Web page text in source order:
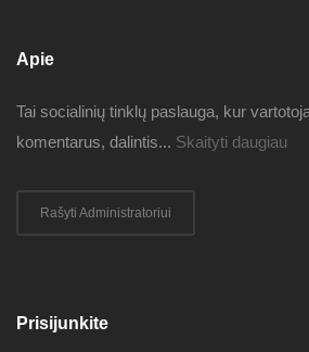
Apie
Tai socialinių tinklų paslauga, kur
komentarus, dalintis... Skaityti daugiau
Rašyti Administratoriui
Prisijunkite